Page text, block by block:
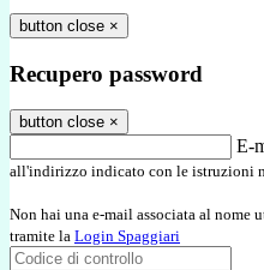
button close ×
Recupero password
button close ×
E-
all'indirizzo indicato con le istruzioni
Non hai una e-mail associata al nome
tramite la Login Spaggiari